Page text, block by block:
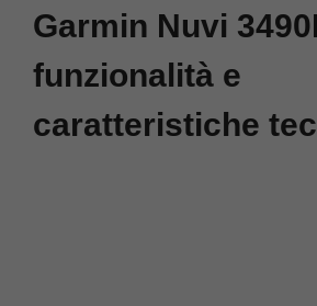
Garmin Nuvi
funzionalità e
caratteristiche